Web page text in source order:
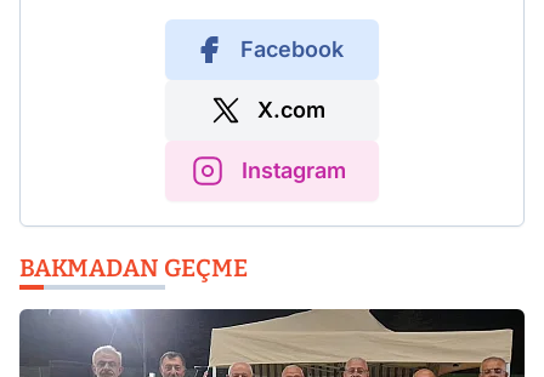
Facebook
X.com
Instagram
BAKMADAN GEÇME